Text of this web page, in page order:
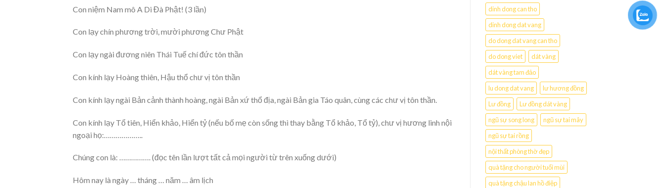
Con niệm Nam mô A Di Đà Phật! (3 lần)
Con lạy chín phương trời, mười phương Chư Phật
Con lạy ngài đương niên Thái Tuế chí đức tôn thần
Con kính lạy Hoàng thiên, Hậu thổ chư vị tôn thần
Con kính lạy ngài Bản cảnh thành hoàng, ngài Bản xứ thổ địa, ngài Bản gia Táo quân, cùng các chư vị tôn thần.
Con kính lạy Tổ tiên, Hiển khảo, Hiển tỷ (nếu bố mẹ còn sống thì thay bằng Tổ khảo, Tổ tỷ), chư vị hương linh nội
ngoại họ:………………..
Chúng con là: ……………. (đọc tên lần lượt tất cả mọi người từ trên xuống dưới)
Hôm nay là ngày … tháng … năm … âm lịch
dinh dong can tho
dinh dong dat vang
do dong dat vang can tho
do dong viet
dát vàng
dát vàng tam đảo
lu dong dat vang
lư hương đồng
Lư đồng
Lư đồng dát vàng
ngũ sự song long
ngũ sự tai mây
ngũ sự tai rồng
nội thất phòng thờ đẹp
quà tặng cho người tuổi mùi
quà tặng chậu lan hồ điệp